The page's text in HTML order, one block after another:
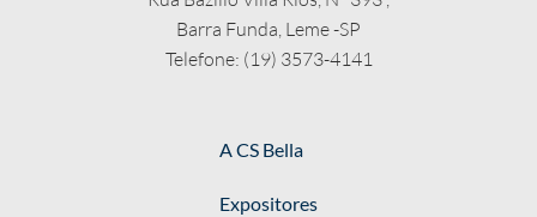
Barra Funda, Leme -SP
Telefone: (19) 3573-4141
A CS Bella
Expositores